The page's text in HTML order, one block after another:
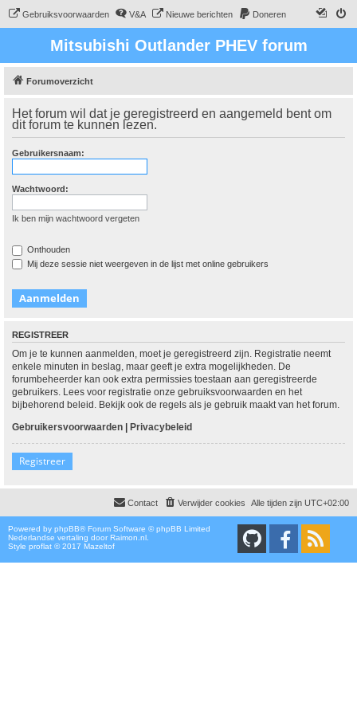
Gebruiksvoorwaarden V&A Nieuwe berichten Doneren
Mitsubishi Outlander PHEV forum
Forumoverzicht
Het forum wil dat je geregistreerd en aangemeld bent om
dit forum te kunnen lezen.
Gebruikersnaam:
Wachtwoord:
Ik ben mijn wachtwoord vergeten
Onthouden
Mij deze sessie niet weergeven in de lijst met online gebruikers
REGISTREER
Om je te kunnen aanmelden, moet je geregistreerd zijn. Registratie neemt
enkele minuten in beslag, maar geeft je extra mogelijkheden. De
forumbeheerder kan ook extra permissies toestaan aan geregistreerde
gebruikers. Lees voor registratie onze gebruiksvoorwaarden en het
bijbehorend beleid. Bekijk ook de regels als je gebruik maakt van het forum.
Gebruikersvoorwaarden | Privacybeleid
Registreer
Alle tijden zijn UTC+02:00
Verwijder cookies
Contact
Powered by phpBB® Forum Software © phpBB Limited
Nederlandse vertaling door Raimon.nl
Style proflat © 2017 Mazeltof